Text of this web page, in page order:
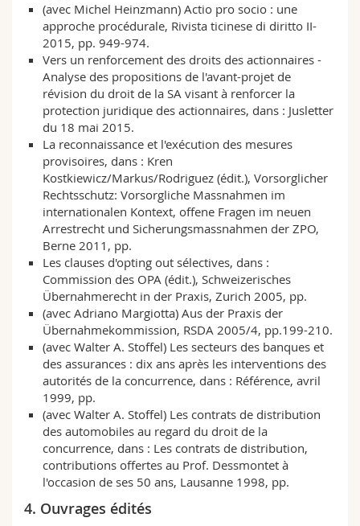
(avec Michel Heinzmann) Actio pro socio : une
approche procédurale, Rivista ticinese di diritto II-
2015, pp. 949-974.
Vers un renforcement des droits des actionnaires -
Analyse des propositions de l'avant-projet de
révision du droit de la SA visant à renforcer la
protection juridique des actionnaires, dans : Jusletter
du 18 mai 2015.
La reconnaissance et l'exécution des mesures
provisoires, dans : Kren
Kostkiewicz/Markus/Rodriguez (édit.), Vorsorglicher
Rechtsschutz: Vorsorgliche Massnahmen im
internationalen Kontext, offene Fragen im neuen
Arrestrecht und Sicherungsmassnahmen der ZPO,
Berne 2011, pp.
Les clauses d'opting out sélectives, dans :
Commission des OPA (édit.), Schweizerisches
Übernahmerecht in der Praxis, Zurich 2005, pp.
(avec Adriano Margiotta) Aus der Praxis der
Übernahmekommission, RSDA 2005/4, pp.199-210.
(avec Walter A. Stoffel) Les secteurs des banques et
des assurances : dix ans après les interventions des
autorités de la concurrence, dans : Référence, avril
1999, pp.
(avec Walter A. Stoffel) Les contrats de distribution
des automobiles au regard du droit de la
concurrence, dans : Les contrats de distribution,
contributions offertes au Prof. Dessmontet à
l'occasion de ses 50 ans, Lausanne 1998, pp.
4. Ouvrages édités